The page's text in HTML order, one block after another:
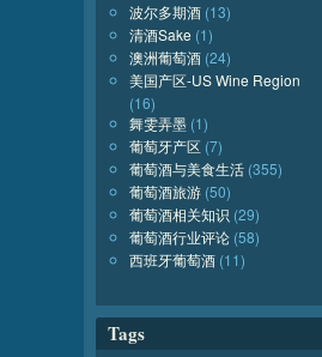
波尔多期酒 (13)
清酒Sake (1)
澳洲葡萄酒 (24)
美国产区-US Wine Region
(16)
舞雯弄墨 (1)
葡萄牙产区 (7)
葡萄酒与美食生活 (355)
葡萄酒旅游 (50)
葡萄酒相关知识 (29)
葡萄酒行业评论 (58)
西班牙葡萄酒 (11)
Tags